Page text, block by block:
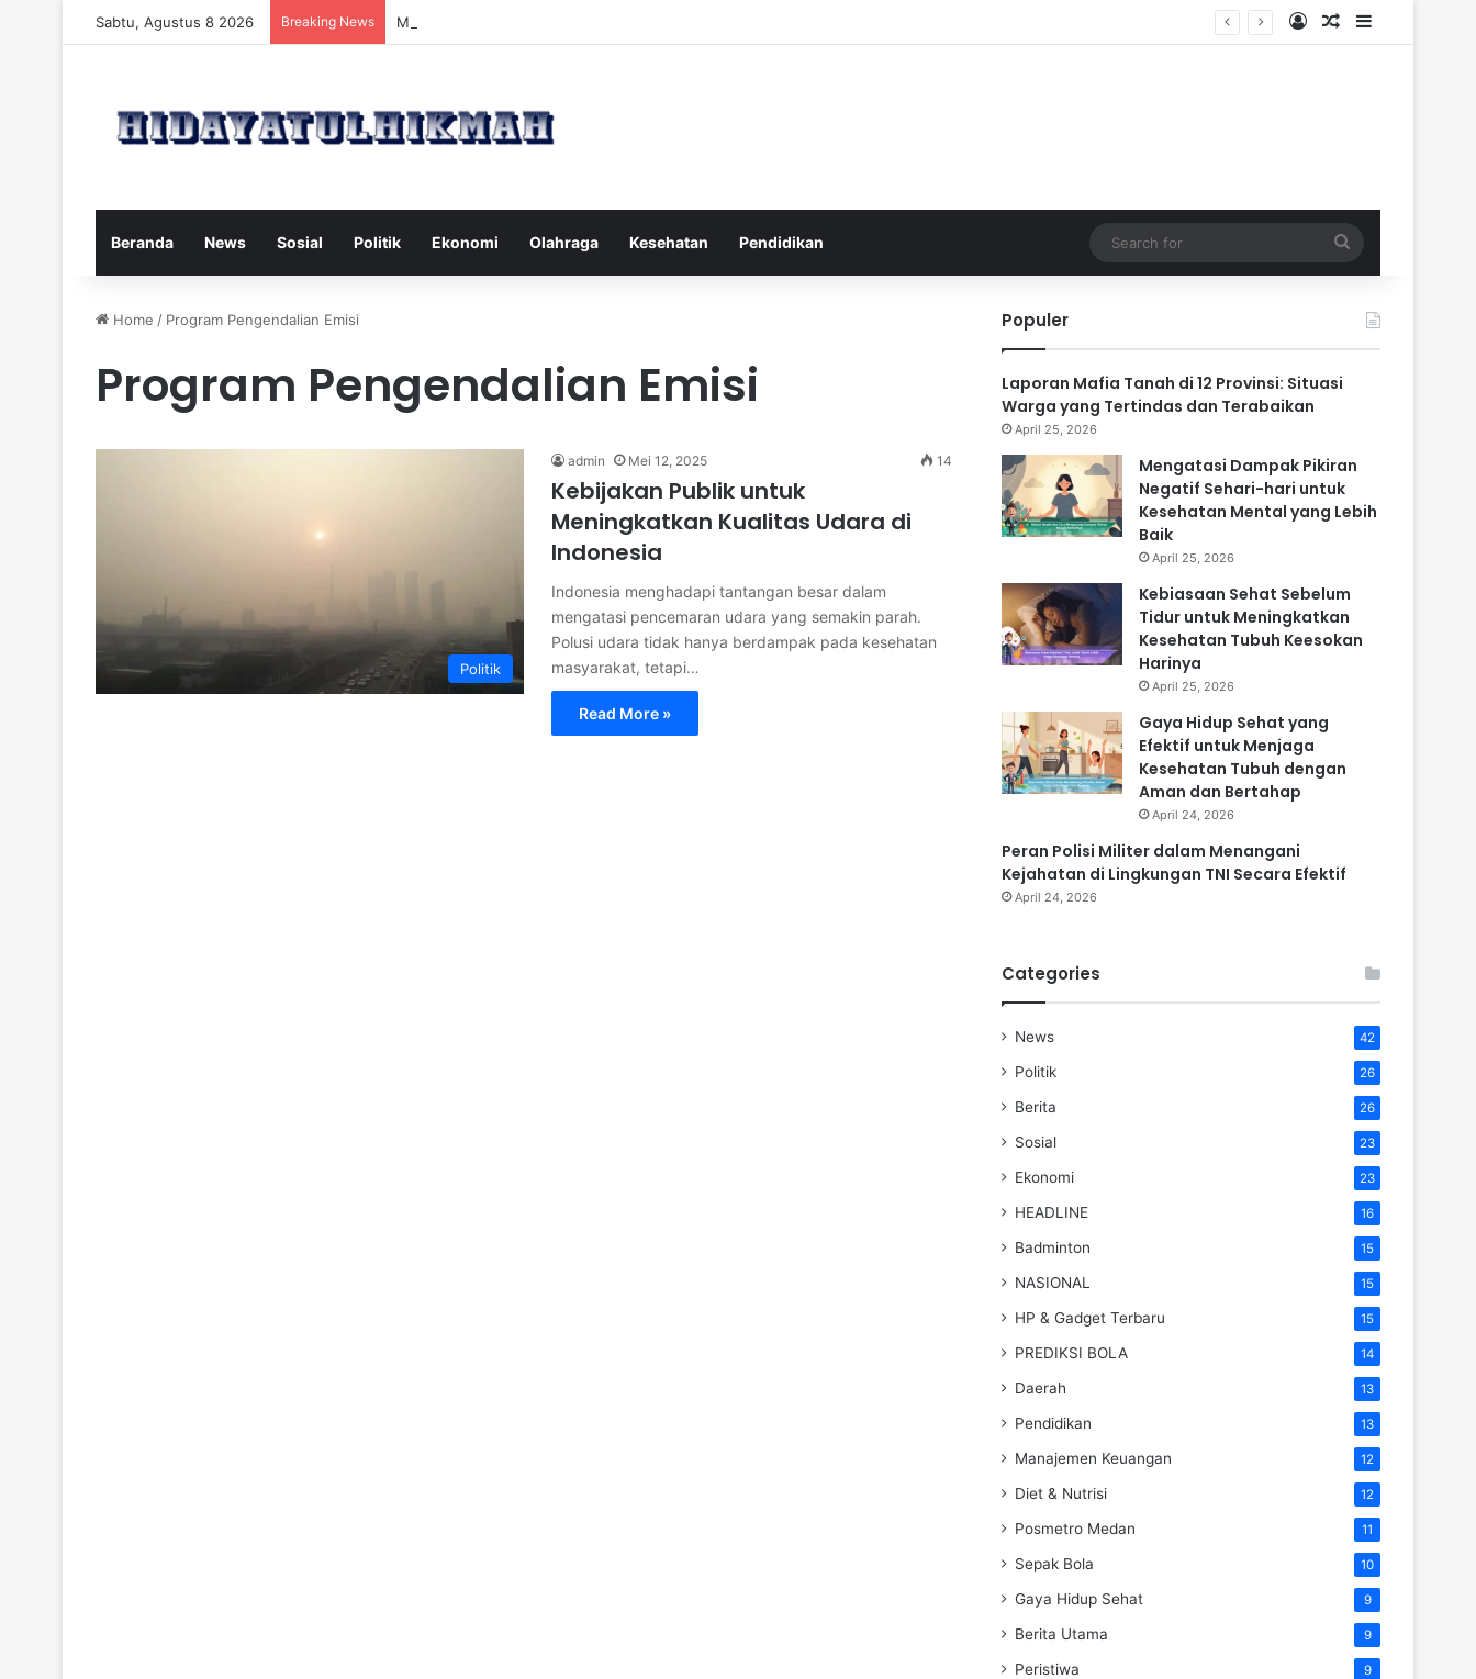
Sabtu, Agustus 8 2026 Breaking News Mengatasi Dampak Pikiran Negatif Sehari-hari untuk Kesehatan Mental yang Lebih Baik Log InRandom Article
Sidebar
Beranda News Sosial Politik Ekonomi Olahraga Kesehatan Pendidikan
for
Home / Program Pengendalian Emisi
Program Pengendalian Emisi
Politik
admin Mei 12, 2025 14
Kebijakan Publik untuk
Meningkatkan Kualitas Udara di
Indonesia
Indonesia menghadapi tantangan besar dalam
mengatasi pencemaran udara yang semakin parah.
Polusi udara tidak hanya berdampak pada kesehatan
masyarakat, tetapi…
Read More »
Populer
Laporan Mafia Tanah di 12 Provinsi: Situasi
Warga yang Tertindas dan Terabaikan
April 25, 2026
Mengatasi Dampak Pikiran
Negatif Sehari-hari untuk
Kesehatan Mental yang Lebih
Baik
April 25, 2026
Kebiasaan Sehat Sebelum
Tidur untuk Meningkatkan
Kesehatan Tubuh Keesokan
Harinya
April 25, 2026
Gaya Hidup Sehat yang
Efektif untuk Menjaga
Kesehatan Tubuh dengan
Aman dan Bertahap
April 24, 2026
Peran Polisi Militer dalam Menangani
Kejahatan di Lingkungan TNI Secara Efektif
April 24, 2026
Categories
News 42
Politik 26
Berita 26
Sosial 23
Ekonomi 23
HEADLINE 16
Badminton 15
NASIONAL 15
HP & Gadget Terbaru 15
PREDIKSI BOLA 14
Daerah 13
Pendidikan 13
Manajemen Keuangan 12
Diet & Nutrisi 12
Posmetro Medan 11
Sepak Bola 10
Gaya Hidup Sehat 9
Berita Utama 9
Peristiwa 9